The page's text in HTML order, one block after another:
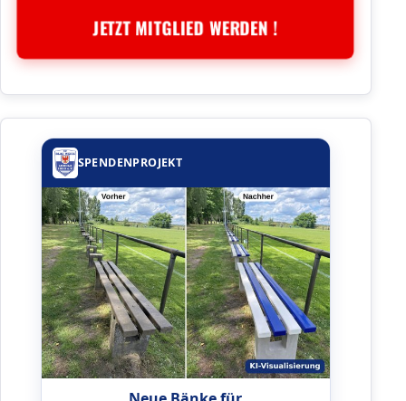
JETZT MITGLIED WERDEN !
SPENDENPROJEKT